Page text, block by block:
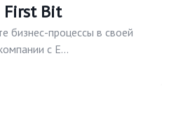
First Bit
бизнес-процессы в своей
с E...